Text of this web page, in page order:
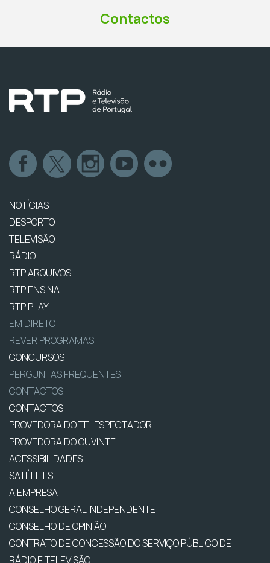
Contactos
NOTÍCIAS
DESPORTO
TELEVISÃO
RÁDIO
RTP ARQUIVOS
RTP ENSINA
RTP PLAY
EM DIRETO
REVER PROGRAMAS
CONCURSOS
PERGUNTAS FREQUENTES
CONTACTOS
CONTACTOS
PROVEDORA DO TELESPECTADOR
PROVEDORA DO OUVINTE
ACESSIBILIDADES
SATÉLITES
A EMPRESA
CONSELHO GERAL INDEPENDENTE
CONSELHO DE OPINIÃO
CONTRATO DE CONCESSÃO DO SERVIÇO PÚBLICO DE
RÁDIO E TELEVISÃO